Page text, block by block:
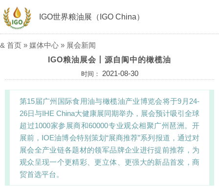
IGO世界粮油展（IGO China）
& 首页 » 媒体中心 » 展会新闻
IGO粮油展会丨源自阆中的橄榄油
时间： 2021-08-30
第15届广州国际食用油与橄榄油产业博览会将于9月24-
26日与IHE China大健康展同期举办，展会预计吸引全球
超过1000家参展商和60000专业观众相聚广州琶洲。开
展前，IOE油博会特别策划“展商推荐”系列报道，通过对
展会全产业链各题材的领军品牌企业进行提前推荐，为
观众呈现一个更精彩、更立体、更强大的新品首发，商
贸首选平台。